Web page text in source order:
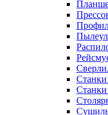
Станки